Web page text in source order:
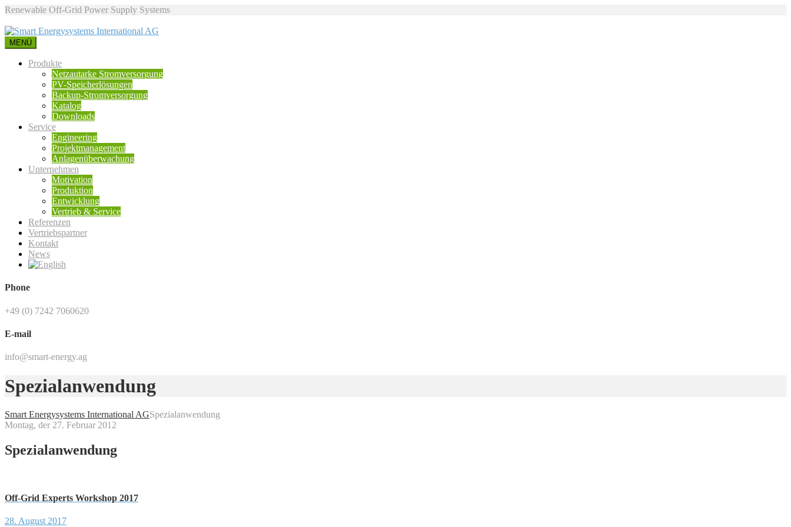
Renewable Off-Grid Power Supply Systems
MENÜ
Produkte
Netzautarke Stromversorgung
PV-Speicherlösungen
Backup-Stromversorgung
Katalog
Downloads
Service
Engineering
Projektmanagement
Anlagenüberwachung
Unternehmen
Motivation
Produktion
Entwicklung
Vertrieb & Service
Referenzen
Vertriebspartner
Kontakt
News
Phone
+49 (0) 7242 7060620
E-mail
info@smart-energy.ag
Spezialanwendung
Smart Energysystems International AGSpezialanwendung
Montag, der 27. Februar 2012
Spezialanwendung
Off-Grid Experts Workshop 2017
28. August 2017